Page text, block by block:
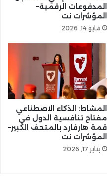
المدفوعات الرقمية–
المؤشرات نت
مايو 14, 2026
المشاط: الذكاء الاصطناعي
مفتاح تنافسية الدول في
قمة هارفارد بالمتحف الكبير–
المؤشرات نت
يناير 17, 2026